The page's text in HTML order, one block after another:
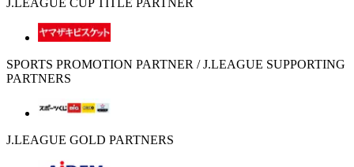
J.LEAGUE CUP TITLE PARTNER
SPORTS PROMOTION PARTNER / J.LEAGUE SUPPORTING
PARTNERS
J.LEAGUE GOLD PARTNERS